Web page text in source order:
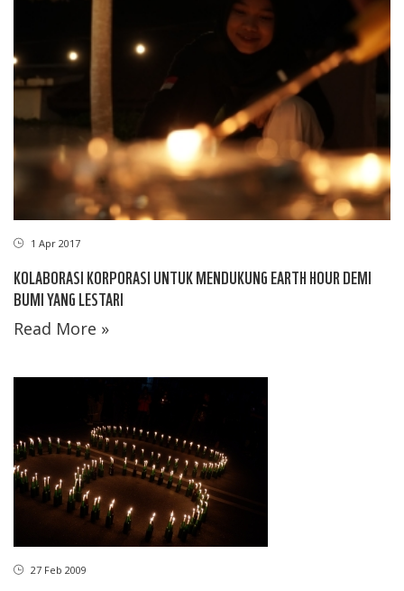
1 Apr 2017
KOLABORASI KORPORASI UNTUK MENDUKUNG EARTH HOUR DEMI
BUMI YANG LESTARI
Read More »
27 Feb 2009